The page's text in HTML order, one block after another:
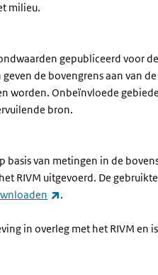
milieu.
gepubliceerd voor de
de bovengrens aan van de
worden. Onbeïnvloede
bron.
van metingen in de
RIVM uitgevoerd. De
(externe link)
.
in overleg met het RIVM en